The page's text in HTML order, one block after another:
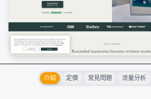
介紹 定價 常見問題 流量分析